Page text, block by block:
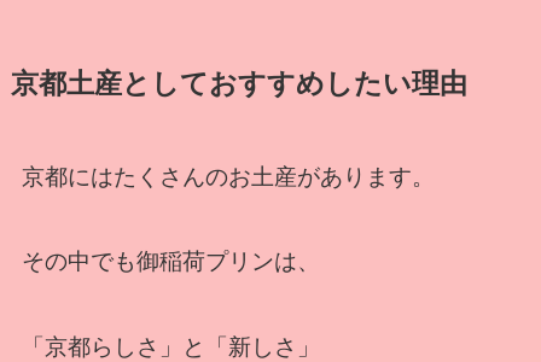
京都土産としておすすめしたい理由
京都にはたくさんのお土産があります。
その中でも御稲荷プリンは、
「京都らしさ」と「新しさ」